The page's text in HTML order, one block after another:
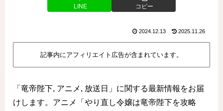
LINE コピー
2024.12.13 2025.11.26
記事内にアフィリエイト広告が含まれています。
「竜帝陛下, アニメ, 放送日」に関する最新情報をお届
けします。アニメ「やり直し令嬢は竜帝陛下を攻略